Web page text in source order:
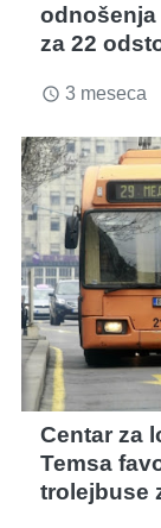
odnošenja
za 22
access_time 3 meseca
Centar za
Temsa
trolejbuse